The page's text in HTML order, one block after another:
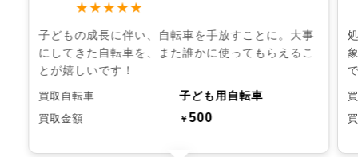
★★★★★
子どもの成長に伴い、自転車を手放すことに。大事
にしてきた自転車を、また誰かに使ってもらえるこ
とが嬉しいです！
買取自転車 子ども用自転車
買取金額 ￥500